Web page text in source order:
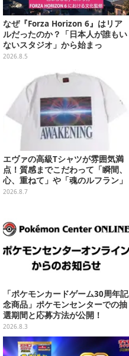
なぜ『Forza Horizon 6』はリア
ルだったのか？「日本人が誰もい
ないスタジオ」から始まっ
た、“生活感のある日本"の作り方
2026.8.5
エヴァの高級Tシャツが雰囲気満
点！質感までこだわって「瞬間、
心、重ねて」や「魂のルフラン」
をフィーチャー
2026.8.7
「ポケモンカードゲーム30周年記
念商品」ポケモンセンターでの抽
選期間と応募方法が公開！
2026.8.3